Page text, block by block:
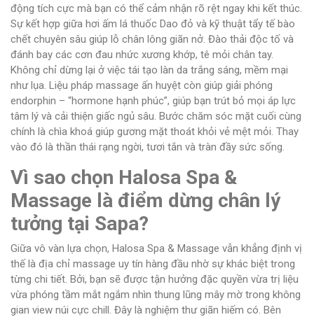
động tích cực mà bạn có thể cảm nhận rõ rệt ngay khi kết thúc.
Sự kết hợp giữa hơi ấm lá thuốc Dao đỏ và kỹ thuật tẩy tế bào
chết chuyên sâu giúp lỗ chân lông giãn nở. Đào thải độc tố và
đánh bay các cơn đau nhức xương khớp, tê mỏi chân tay.
Không chỉ dừng lại ở việc tái tạo làn da trắng sáng, mềm mại
như lụa. Liệu pháp massage ấn huyệt còn giúp giải phóng
endorphin – “hormone hạnh phúc”, giúp bạn trút bỏ mọi áp lực
tâm lý và cải thiện giấc ngủ sâu. Bước chăm sóc mặt cuối cùng
chính là chìa khoá giúp gương mặt thoát khỏi vẻ mệt mỏi. Thay
vào đó là thần thái rạng ngời, tươi tắn và tràn đầy sức sống.
Vì sao chọn Halosa Spa &
Massage là điểm dừng chân lý
tưởng tại Sapa?
Giữa vô vàn lựa chọn, Halosa Spa & Massage vẫn khẳng định vị
thế là địa chỉ massage uy tín hàng đầu nhờ sự khác biệt trong
từng chi tiết. Bởi, bạn sẽ được tận hưởng đặc quyền vừa trị liệu
vừa phóng tầm mắt ngắm nhìn thung lũng mây mờ trong không
gian view núi cực chill. Đây là nghiệm thư giãn hiếm có. Bên